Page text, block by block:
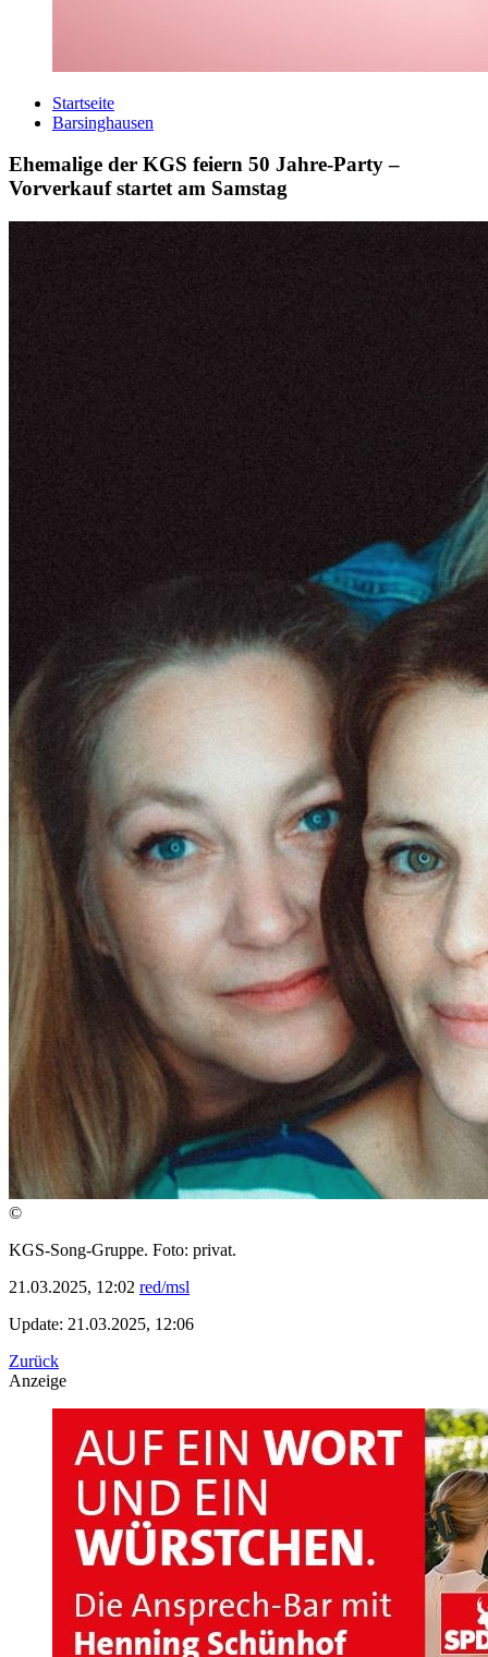
Startseite
Barsinghausen
Ehemalige der KGS feiern 50 Jahre-Party –
Vorverkauf startet am Samstag
©
KGS-Song-Gruppe. Foto: privat.
21.03.2025, 12:02 red/msl
Update: 21.03.2025, 12:06
Zurück
Anzeige